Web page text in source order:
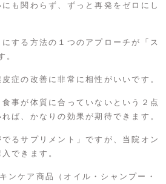
も関わらず、ずっと再発をゼロにし
する方法の１つのアプローチが「ス
。
症の改善に非常に相性がいいです。
事が体質に合っていないという２点
ば、かなりの効果が期待できます。
るサプリメント」ですが、当院オン
できます。
ンケア商品（オイル・シャンプー・